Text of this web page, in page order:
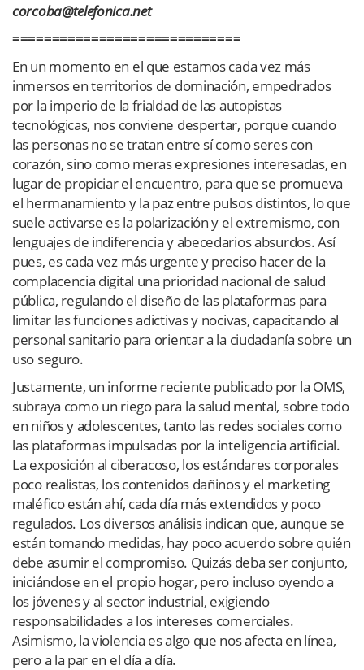
corcoba@telefonica.net
=============================
En un momento en el que estamos cada vez más
inmersos en territorios de dominación, empedrados
por la imperio de la frialdad de las autopistas
tecnológicas, nos conviene despertar, porque cuando
las personas no se tratan entre sí como seres con
corazón, sino como meras expresiones interesadas, en
lugar de propiciar el encuentro, para que se promueva
el hermanamiento y la paz entre pulsos distintos, lo que
suele activarse es la polarización y el extremismo, con
lenguajes de indiferencia y abecedarios absurdos. Así
pues, es cada vez más urgente y preciso hacer de la
complacencia digital una prioridad nacional de salud
pública, regulando el diseño de las plataformas para
limitar las funciones adictivas y nocivas, capacitando al
personal sanitario para orientar a la ciudadanía sobre un
uso seguro.
Justamente, un informe reciente publicado por la OMS,
subraya como un riego para la salud mental, sobre todo
en niños y adolescentes, tanto las redes sociales como
las plataformas impulsadas por la inteligencia artificial.
La exposición al ciberacoso, los estándares corporales
poco realistas, los contenidos dañinos y el marketing
maléfico están ahí, cada día más extendidos y poco
regulados. Los diversos análisis indican que, aunque se
están tomando medidas, hay poco acuerdo sobre quién
debe asumir el compromiso. Quizás deba ser conjunto,
iniciándose en el propio hogar, pero incluso oyendo a
los jóvenes y al sector industrial, exigiendo
responsabilidades a los intereses comerciales.
Asimismo, la violencia es algo que nos afecta en línea,
pero a la par en el día a día.